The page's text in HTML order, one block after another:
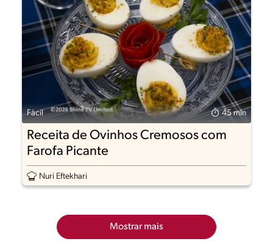
Fácil 45 min
Receita de Ovinhos Cremosos com
Farofa Picante
Nuri Eftekhari
Mostrar mais